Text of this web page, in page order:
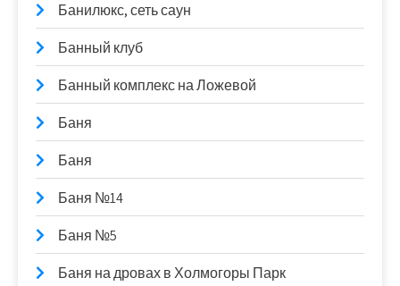
Банилюкс, сеть саун
Банный клуб
Банный комплекс на Ложевой
Баня
Баня
Баня №14
Баня №5
Баня на дровах в Холмогоры Парк